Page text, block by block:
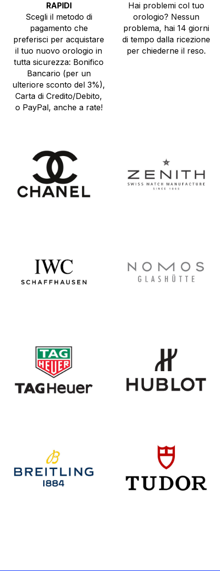
RAPIDI
Scegli il metodo di
pagamento che
preferisci per acquistare
il tuo nuovo orologio in
tutta sicurezza: Bonifico
Bancario (per un
ulteriore sconto del 3%),
Carta di Credito/Debito,
o PayPal, anche a rate!
Hai problemi col tuo
orologio? Nessun
problema, hai 14 giorni
di tempo dalla ricezione
per chiederne il reso.